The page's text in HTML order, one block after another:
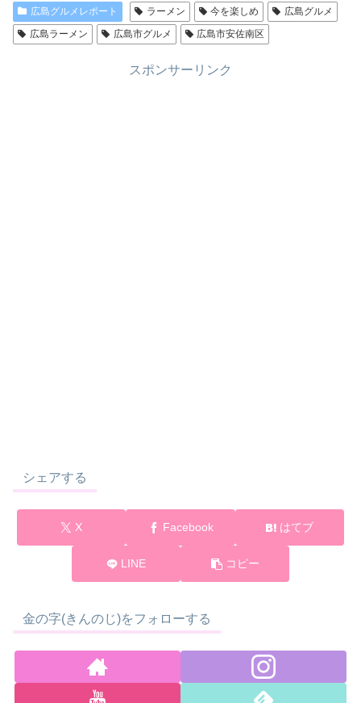
広島グルメレポート ラーメン 今を楽しめ
広島グルメ
広島ラーメン
広島市グルメ 広島市安佐南区
スポンサーリンク
シェアする
X Facebook はてブ
LINE コピー
金の字(きんのじ)をフォローする